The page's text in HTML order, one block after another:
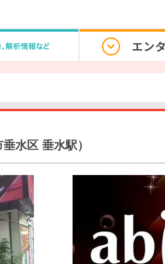
水区 垂水駅）